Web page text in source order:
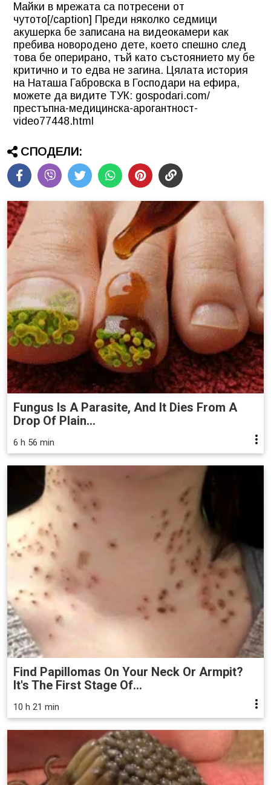
Майки в мрежата са потресени от
чутото[/caption] Преди няколко седмици
акушерка бе записана на видеокамери как
пребива новородено дете, което спешно след
това бе оперирано, тъй като състоянието му бе
критично и то едва не загина. Цялата история
на Наташа Габровска в Господари на ефира,
можете да видите ТУК: gospodari.com/
престъпна-медицинска-арогантност-
video77448.html
СПОДЕЛИ:
Fungus Is A Parasite, And It Dies From A
Drop Of Plain...
6 h 56 min
Find Papillomas On Your Neck Or Armpit?
It's The First Stage Of...
10 h 21 min